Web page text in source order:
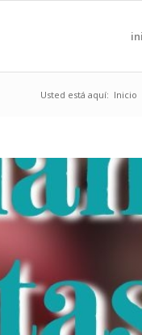
Usted está aquí: Inicio